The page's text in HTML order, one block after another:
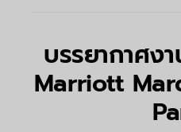
บรรยากาศง
Marriott